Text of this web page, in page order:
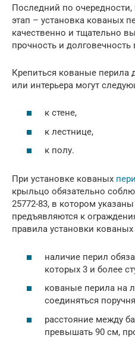
Последний по
этап – установка кованых
качественно и тщательно
прочность и долговечность
Крепиться кованые перила
или интерьера могут
к стене,
к лестнице,
к полу.
При установке кованых
крыльцо обязательно
25772-83, в котором
предъявляются к
правила установки
наличие перил
которых 3 и более
кованые перила на
соединяться
расстояние между
превышать 90 см,